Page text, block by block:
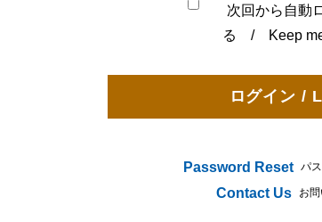
次回から自動
る / Keep me
Password Reset パ
Contact Us お